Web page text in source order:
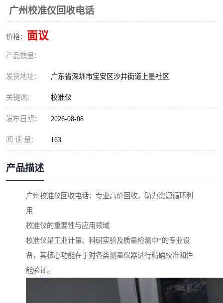
广州校准仪回收电话
价格： 面议
产品数量：
发货地址： 广东省深圳市宝安区沙井街道上星社区
关键词： 校准仪
发布日期： 2026-08-08
阅 读 量： 163
产品描述
广州校准仪回收电话：专业高价回收，助力资源循环利
用
校准仪的重要性与应用领域
校准仪是工业计量、科研实验及质量检测中*的专业设
备，其核心功能在于对各类测量仪器进行精确校准和性
能验证。